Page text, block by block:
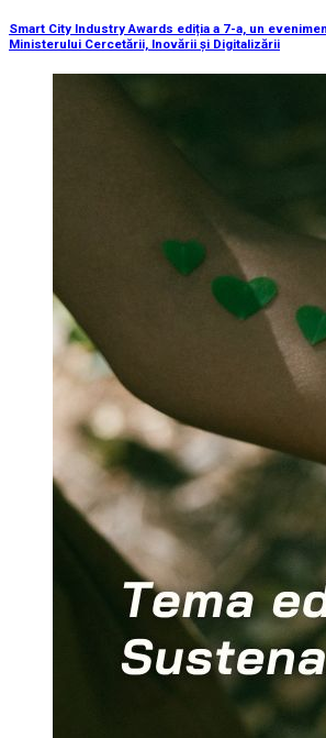
Smart City Industry Awards ediția a 7-a, un
Ministerului Cercetării, Inovării și Digitalizării